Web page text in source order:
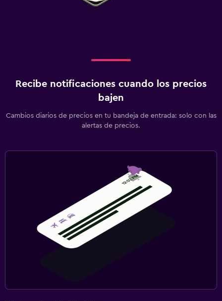
Recibe notificaciones cuando los precios
bajen
Cambios diarios de precios en tu bandeja de entrada: solo con las
alertas de precios.